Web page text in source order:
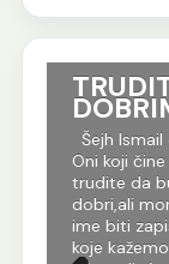
Šejh Ismail
Oni koji
trudite da
dobri,ali
ime biti
koje